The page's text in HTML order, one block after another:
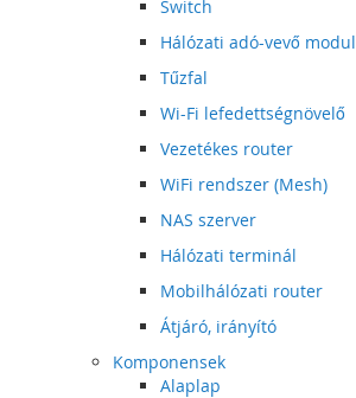
Switch
Hálózati adó-vevő modul
Tűzfal
Wi-Fi lefedettségnövelő
Vezetékes router
WiFi rendszer (Mesh)
NAS szerver
Hálózati terminál
Mobilhálózati router
Átjáró, irányító
Komponensek
Alaplap